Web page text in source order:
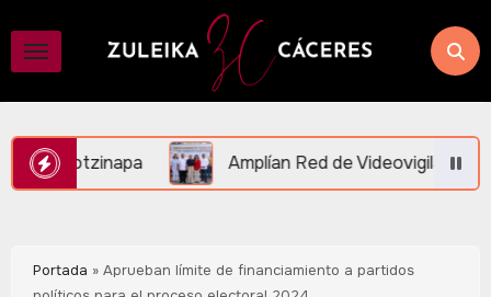
contenido
Amplían Red de Videovigilancia en Central Vallarta y la
Portada » Aprueban límite de financiamiento a partidos